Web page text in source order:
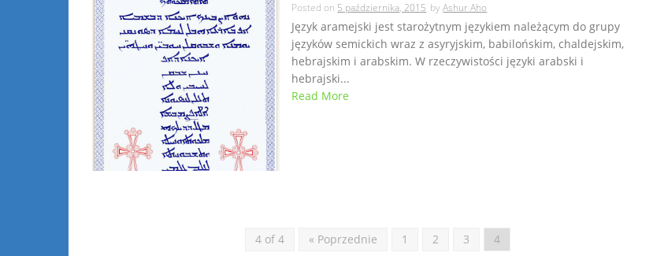
Posted on 5 października, 2015 byAshur Aho
Język aramejski jest starożytnym językiem należącym do grupy
języków semickich wraz z asyryjskim, babilońskim, chaldejskim,
hebrajskim i arabskim. W rzeczywistości języki arabski i
hebrajski...
Read More
4 of 4 « Poprzednie 1 2 3 4